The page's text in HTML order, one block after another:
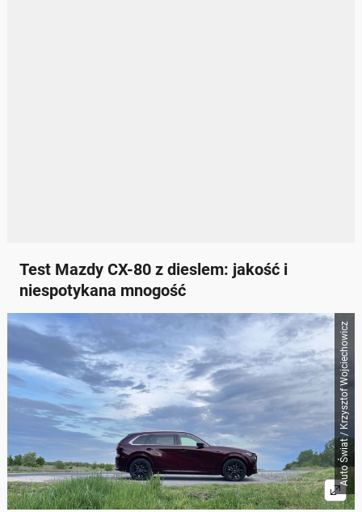
Test Mazdy CX-80 z dieslem: jakość i
niespotykana mnogość
Auto Świat / Krzysztof Wojciechowicz